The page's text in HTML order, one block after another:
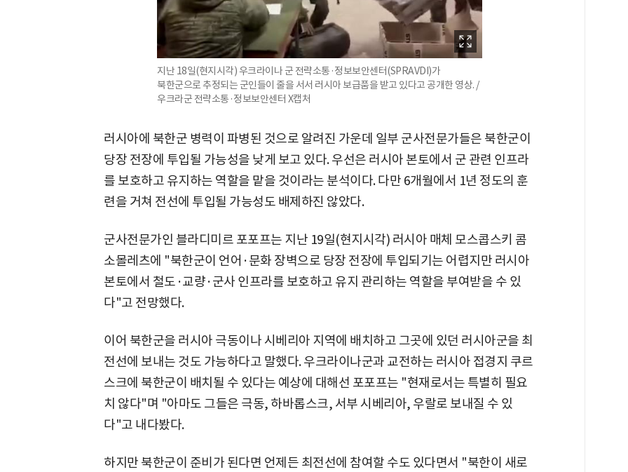
지난 18일(현지시각) 우크라이나 군 전략소통·정보보안센터(SPRAVDI)가
북한군으로 추정되는 군인들이 줄을 서서 러시아 보급품을 받고 있다고 공개한 영상. /
우크라군 전략소통·정보보안센터 X캡처
러시아에 북한군 병력이 파병된 것으로 알려진 가운데 일부 군사전문가들은 북한군이
당장 전장에 투입될 가능성을 낮게 보고 있다. 우선은 러시아 본토에서 군 관련 인프라
를 보호하고 유지하는 역할을 맡을 것이라는 분석이다. 다만 6개월에서 1년 정도의 훈
련을 거쳐 전선에 투입될 가능성도 배제하진 않았다.
군사전문가인 블라디미르 포포프는 지난 19일(현지시각) 러시아 매체 모스콥스키 콤
소몰레츠에 "북한군이 언어·문화 장벽으로 당장 전장에 투입되기는 어렵지만 러시아
본토에서 철도·교량·군사 인프라를 보호하고 유지 관리하는 역할을 부여받을 수 있
다"고 전망했다.
이어 북한군을 러시아 극동이나 시베리아 지역에 배치하고 그곳에 있던 러시아군을 최
전선에 보내는 것도 가능하다고 말했다. 우크라이나군과 교전하는 러시아 접경지 쿠르
스크에 북한군이 배치될 수 있다는 예상에 대해선 포포프는 "현재로서는 특별히 필요
치 않다"며 "아마도 그들은 극동, 하바롭스크, 서부 시베리아, 우랄로 보내질 수 있
다"고 내다봤다.
하지만 북한군이 준비가 된다면 언제든 최전선에 참여할 수도 있다면서 "북한이 새로